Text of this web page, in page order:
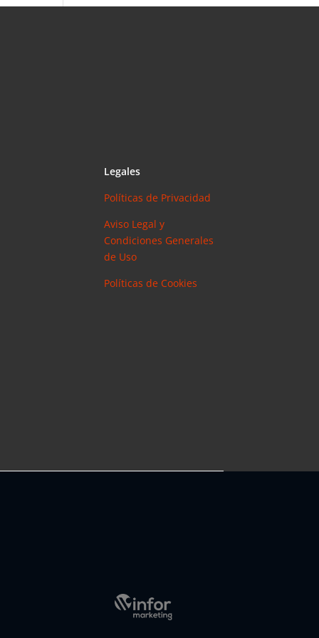
Legales
Políticas de Privacidad
Aviso Legal y
Condiciones Generales
de Uso
Políticas de Cookies